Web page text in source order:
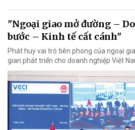
"Ngoại giao mở đường –
bước – Kinh tế cất cánh"
Phát huy vai trò tiên phong của ngoại
gian phát triển cho doanh nghiệp Việt